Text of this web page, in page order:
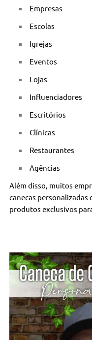
Empresas
Escolas
Igrejas
Eventos
Lojas
Influenciadores
Escritórios
Clínicas
Restaurantes
Agências
Além disso, muitos
canecas
produtos exclusivos